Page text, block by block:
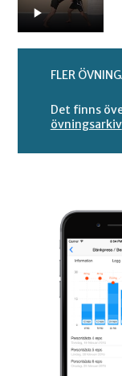
FLER
Det finns
övningsarkiv